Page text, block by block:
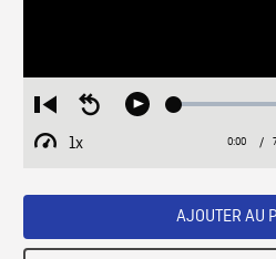
Restart
from
beginning
Seek
Play Loaded:
1x
Playback
Current
0:00 /
AJOUTER AU